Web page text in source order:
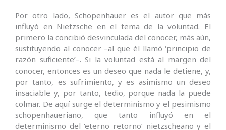
Por otro lado, Schopenhauer es el autor que más
influyó en Nietzsche en el tema de la voluntad. El
primero la concibió desvinculada del conocer, más aún,
sustituyendo al conocer –al que él llamó ‘principio de
razón suficiente’–. Si la voluntad está al margen del
conocer, entonces es un deseo que nada le detiene, y,
por tanto, es sufrimiento, y es asimismo un deseo
insaciable y, por tanto, tedio, porque nada la puede
colmar. De aquí surge el determinismo y el pesimismo
schopenhaueriano, que tanto influyó en el
determinismo del ‘eterno retorno’ nietzscheano y el